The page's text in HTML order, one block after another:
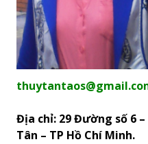
Địa chỉ: 29 Đường số 6 –
Tân – TP Hồ Chí Minh.